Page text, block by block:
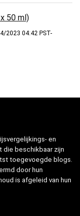
50 ml)
2023 04:42 PST-
en
beschikbaar zijn
toegevoegde blogs.
door hun
is afgeleid van hun